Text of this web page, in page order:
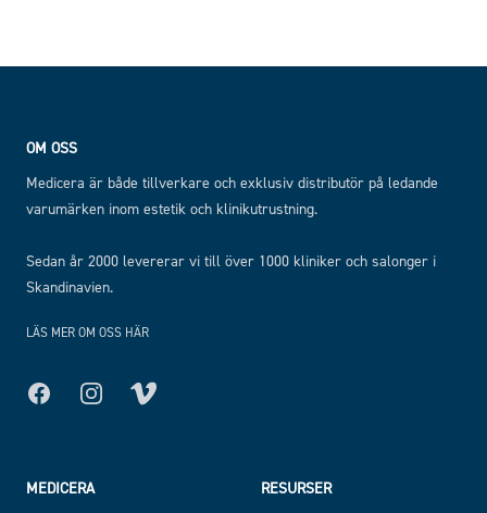
OM OSS
Medicera är både tillverkare och exklusiv distributör på ledande
varumärken inom estetik och klinikutrustning.
Sedan år 2000 levererar vi till över 1000 kliniker och salonger i
Skandinavien.
LÄS MER OM OSS HÄR
FacebookInstagram
MEDICERA
RESURSER